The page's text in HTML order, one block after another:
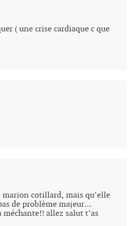
( une crise cardiaque c que
marion cotillard, mais qu’elle
de problème majeur…
allez salut t’as